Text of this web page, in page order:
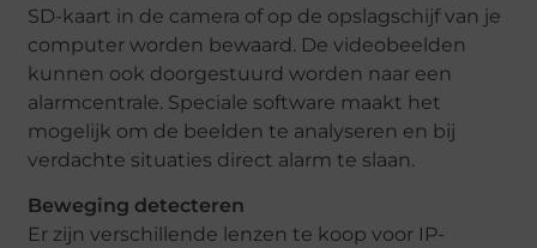
SD-kaart in de camera of op de opslagschijf van je
computer worden bewaard. De videobeelden
kunnen ook doorgestuurd worden naar een
alarmcentrale. Speciale software maakt het
mogelijk om de beelden te analyseren en bij
verdachte situaties direct alarm te slaan.
Beweging detecteren
Er zijn verschillende lenzen te koop voor IP-